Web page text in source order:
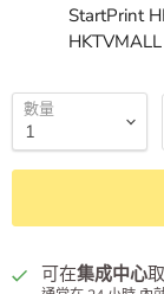
StartPrint
數量
可在集成中心